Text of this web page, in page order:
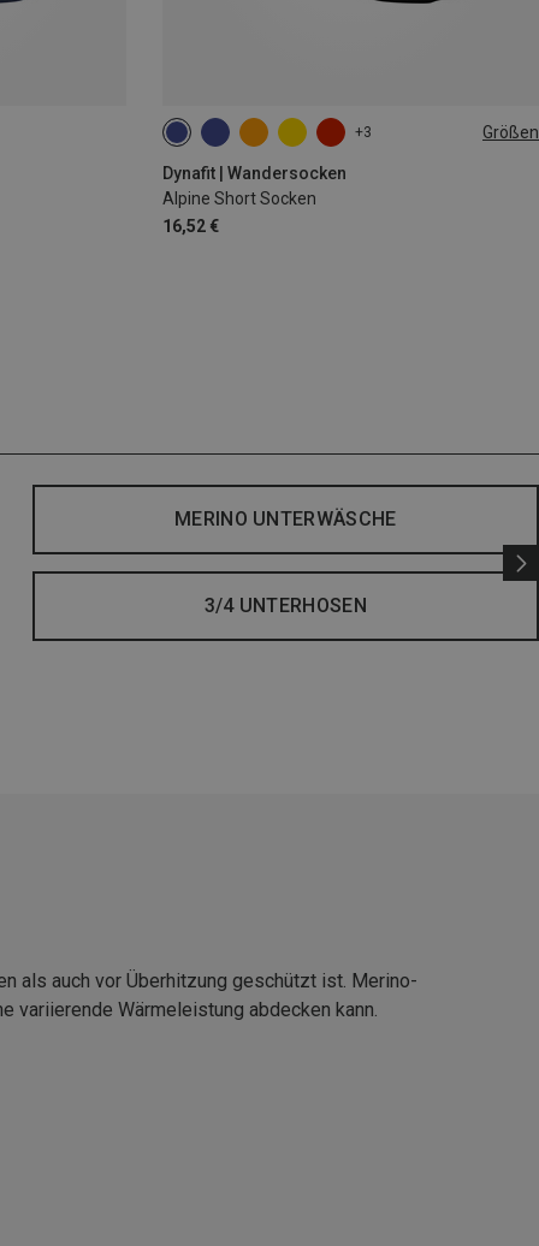
+3 Größen
Dynafit | Wandersocken
Alpine Short Socken
16,52 €
35|36|37|38 39|40|41|42
MERINO UNTERWÄSCHE
3/4 UNTERHOSEN
als auch vor Überhitzung geschützt ist. Merino-
variierende Wärmeleistung abdecken kann.